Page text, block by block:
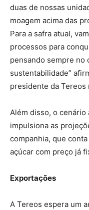
duas de nossas
moagem acima das
Para a safra atual,
processos para
pensando sempre no
sustentabilidade”
presidente da Tereos
Além disso, o cenário
impulsiona as
companhia, que
açúcar com preço já
Exportações
A Tereos espera um